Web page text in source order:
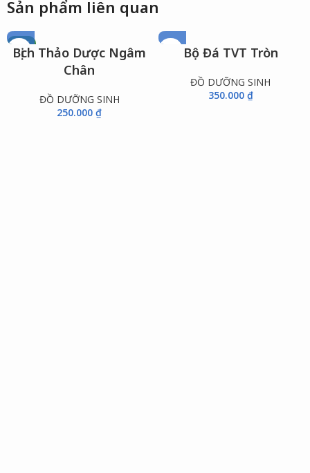
Sản phẩm liên quan
NEW
Bịch Thảo Dược Ngâm
Chân
ĐỒ DƯỠNG SINH
250.000 ₫
Bộ Đá TVT Tròn
ĐỒ DƯỠNG SINH
350.000 ₫